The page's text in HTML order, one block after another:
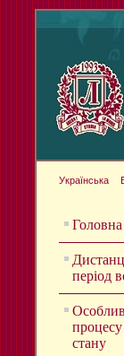
Українська
Головна
період
стану